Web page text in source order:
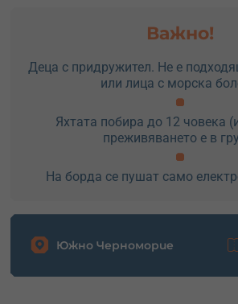
Важно!
Деца с придружител. Не е
или лица с морска
Яхтата побира до 12 човека
преживяването е в
На борда се пушат само
Южно Черноморие